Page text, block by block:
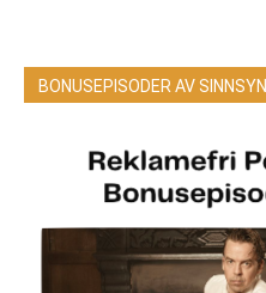
BONUSEPISODER AV SINNSYN